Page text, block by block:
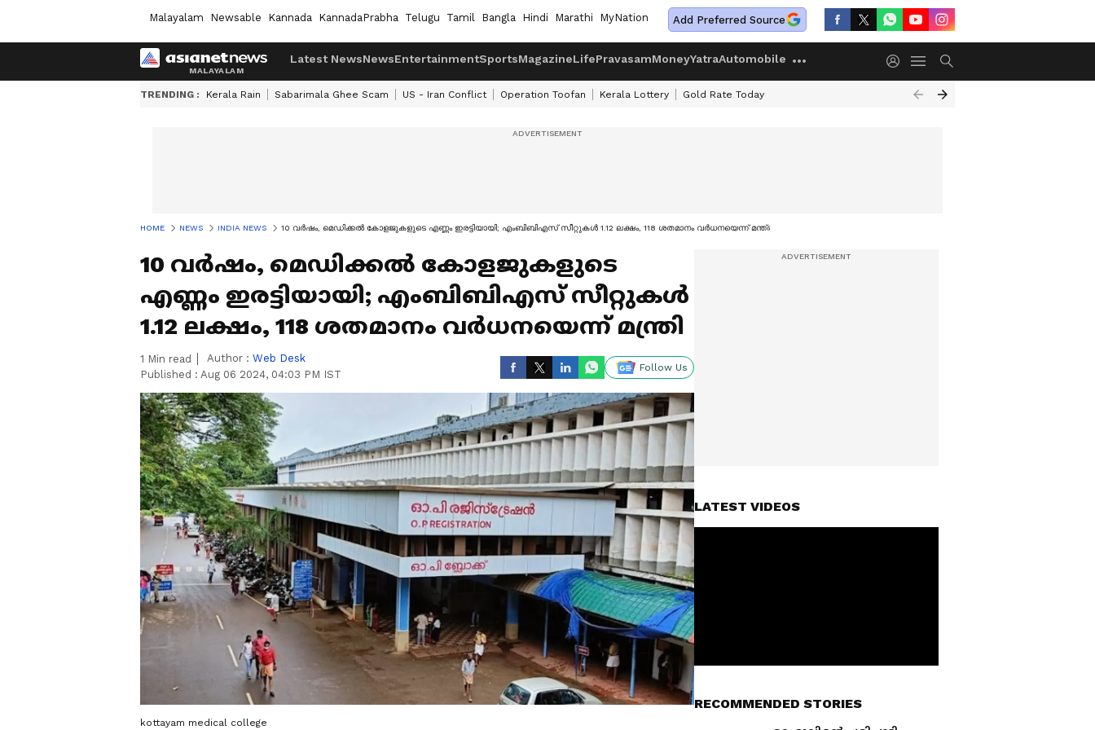
Malayalam Newsable Kannada KannadaPrabha Telugu Tamil Bangla Hindi Marathi MyNation Add Preferred Source
Latest NewsNewsEntertainmentSportsMagazineLifePravasamMoneyYatraAutomobile
TRENDING : Kerala Rain Sabarimala Ghee Scam US - Iran Conflict Operation Toofan Kerala Lottery Gold Rate Today
HOME NEWS INDIA NEWS 10 വർഷം, മെഡിക്കൽ കോളജുകളുടെ എണ്ണം ഇരട്ടിയായി; എംബിബിഎസ് സീറ്റുകൾ 1.12 ലക്ഷം, 118 ശതമാനം വർധനയെന്ന് മന്ത്രി
10 വർഷം, മെഡിക്കൽ കോളജുകളുടെ
എണ്ണം ഇരട്ടിയായി; എംബിബിഎസ് സീറ്റുകൾ
1.12 ലക്ഷം, 118 ശതമാനം വർധനയെന്ന് മന്ത്രി
1 Min read Author : Web Desk
Published : Aug 06 2024, 04:03 PM IST
Follow Us
kottayam medical college
LATEST VIDEOS
RECOMMENDED STORIES